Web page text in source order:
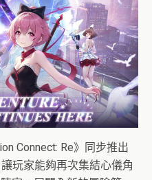
Connect: Re》同步推出
讓玩家能夠再次集結心儀角